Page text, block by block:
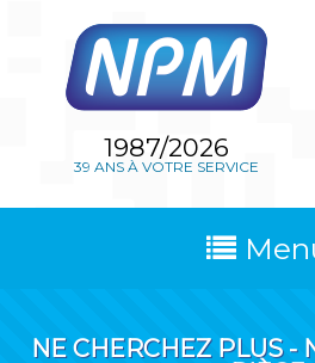
1987/2026
39 ANS À VOTRE SERVICE
NE CHERCHEZ PLUS -